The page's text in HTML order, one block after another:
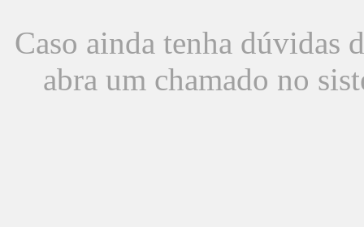
Caso ainda tenha dúvidas
abra um chamado no